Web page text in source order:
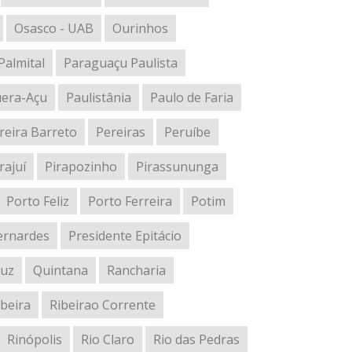
Osasco - UAB
Ourinhos
Paraguaçu Paulista
Açu
Paulistânia
Paulo de Faria
Barreto
Pereiras
Peruíbe
Pirapozinho
Pirassununga
Porto Feliz
Porto Ferreira
Potim
Presidente Epitácio
Quintana
Rancharia
Ribeirao Corrente
Rinópolis
Rio Claro Rio das Pedras